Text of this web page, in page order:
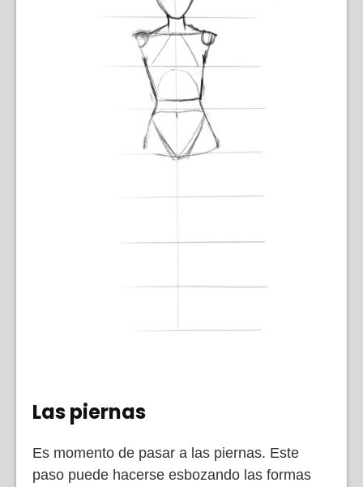
Las piernas
Es momento de pasar a las piernas. Este
paso puede hacerse esbozando las formas